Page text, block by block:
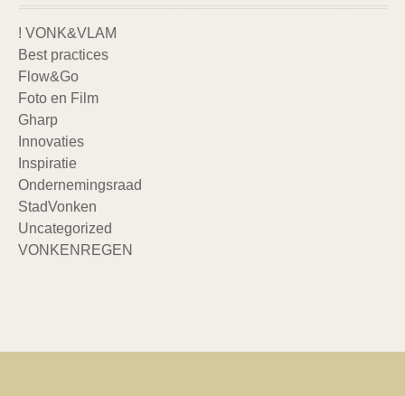
! VONK&VLAM
Best practices
Flow&Go
Foto en Film
Gharp
Innovaties
Inspiratie
Ondernemingsraad
StadVonken
Uncategorized
VONKENREGEN